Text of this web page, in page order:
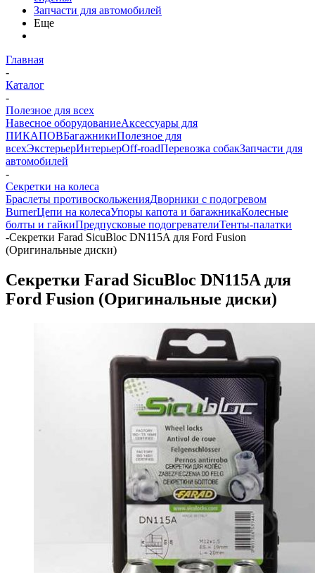
Запчасти для автомобилей
Еще
Главная
-
Каталог
-
Полезное для всех
Навесное оборудованиеАксессуары для
ПИКАПОВБагажникиПолезное для
всехЭкстерьерИнтерьерOff-roadПеревозка собакЗапчасти для
автомобилей
-
Секретки на колеса
Браслеты противоскольженияДворники с подогревом
BurnerЦепи на колесаУпоры капота и багажникаКолесные
болты и гайкиПредпусковые подогревателиТенты-палатки
-Секретки Farad SicuBloc DN115A для Ford Fusion
(Оригинальные диски)
Секретки Farad SicuBloc DN115A для
Ford Fusion (Оригинальные диски)